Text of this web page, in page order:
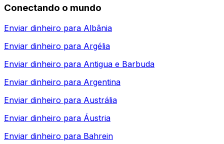
Conectando o mundo
Enviar dinheiro para Albânia
Enviar dinheiro para Argélia
Enviar dinheiro para Antigua e Barbuda
Enviar dinheiro para Argentina
Enviar dinheiro para Austrália
Enviar dinheiro para Áustria
Enviar dinheiro para Bahrein